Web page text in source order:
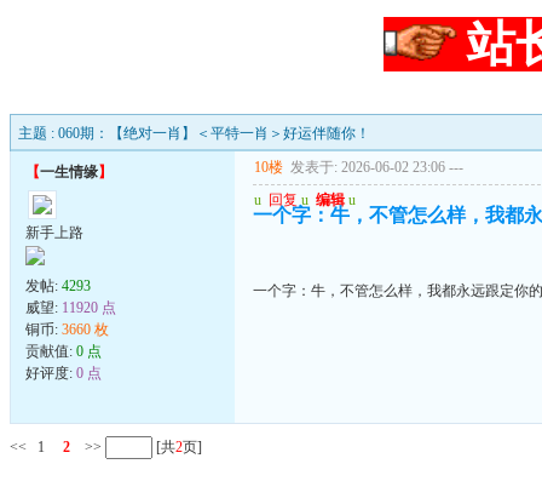
站
主题 : 060期：【绝对一肖】＜平特一肖＞好运伴随你！
【一生情缘】
新手上路
发帖: 4293
威望: 11920 点
铜币: 3660 枚
贡献值: 0 点
好评度: 0 点
10楼 发表于: 2026-06-02 23:06 ---
u 回复 u 编辑 u
一个字：牛，不管怎么样，我都
一个字：牛，不管怎么样，我都永远跟定你的
<< 1 2 >> [共2页]